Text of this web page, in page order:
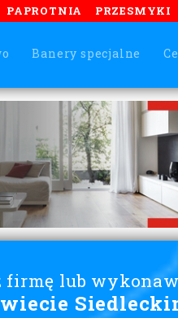
PAPROTNIA PRZESMYKI
Banery specjalne
firmę lub